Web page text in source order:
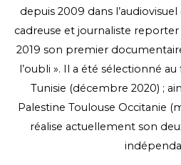
depuis 2009 dans
cadreuse et journaliste reporter
2019 son premier
l’oubli ».
Il a été sélectionné
Tunisie (décembre 2020) ;
Palestine Toulouse Occitanie
réalise actuellement son